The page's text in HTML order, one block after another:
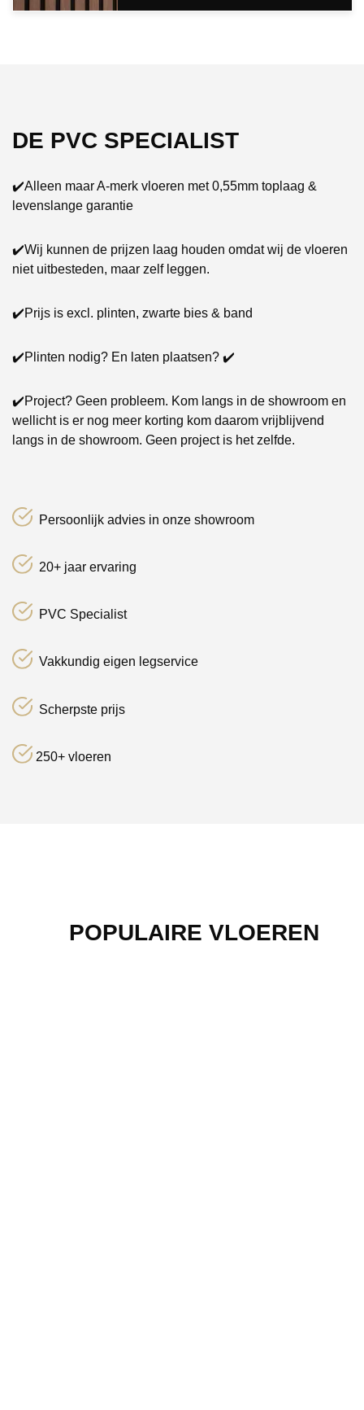
DE PVC SPECIALIST
✔️Alleen maar A-merk vloeren met 0,55mm toplaag &
levenslange garantie
✔️Wij kunnen de prijzen laag houden omdat wij de vloeren
niet uitbesteden, maar zelf leggen.
✔️Prijs is excl. plinten, zwarte bies & band
✔️Plinten nodig? En laten plaatsen? ✔️
✔️Project? Geen probleem. Kom langs in de showroom en
wellicht is er nog meer korting kom daarom vrijblijvend
langs in de showroom. Geen project is het zelfde.
Persoonlijk advies in onze showroom
20+ jaar ervaring
PVC Specialist
Vakkundig eigen legservice
Scherpste prijs
250+ vloeren
POPULAIRE VLOEREN